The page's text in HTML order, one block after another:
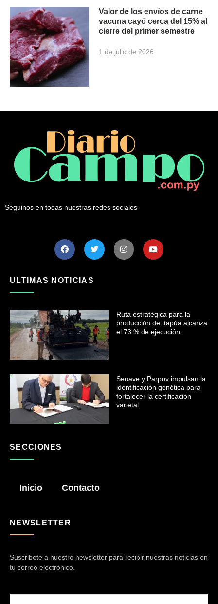
Valor de los envíos de carne
vacuna cayó cerca del 15% al
cierre del primer semestre
1 de julio de 2026
Seguinos en todas nuestras redes sociales
ULTIMAS NOTICIAS
Ruta estratégica para la
producción de Itapúa alcanza
el 73 % de ejecución
Senave y Parpov impulsan la
identificación genética para
fortalecer la certificación
varietal
SECCIONES
Inicio Contacto
NEWSLETTER
Suscribete a nuestro newsletter para recibir nuestras noticias en
tu correo electrónico.